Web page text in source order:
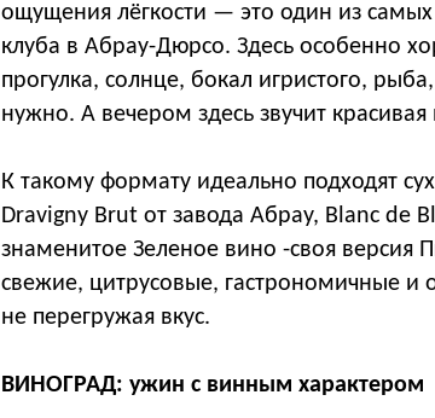
ощущения лёгкости — это один из самых
клуба в Абрау-Дюрсо. Здесь особенно
прогулка, солнце, бокал игристого,
нужно. А вечером здесь звучит
К такому формату идеально подходят
Dravigny Brut от завода Абрау, Blanc de
знаменитое Зеленое вино -своя
свежие, цитрусовые, гастрономичные и
не перегружая вкус.
ВИНОГРАД: ужин с винным характером